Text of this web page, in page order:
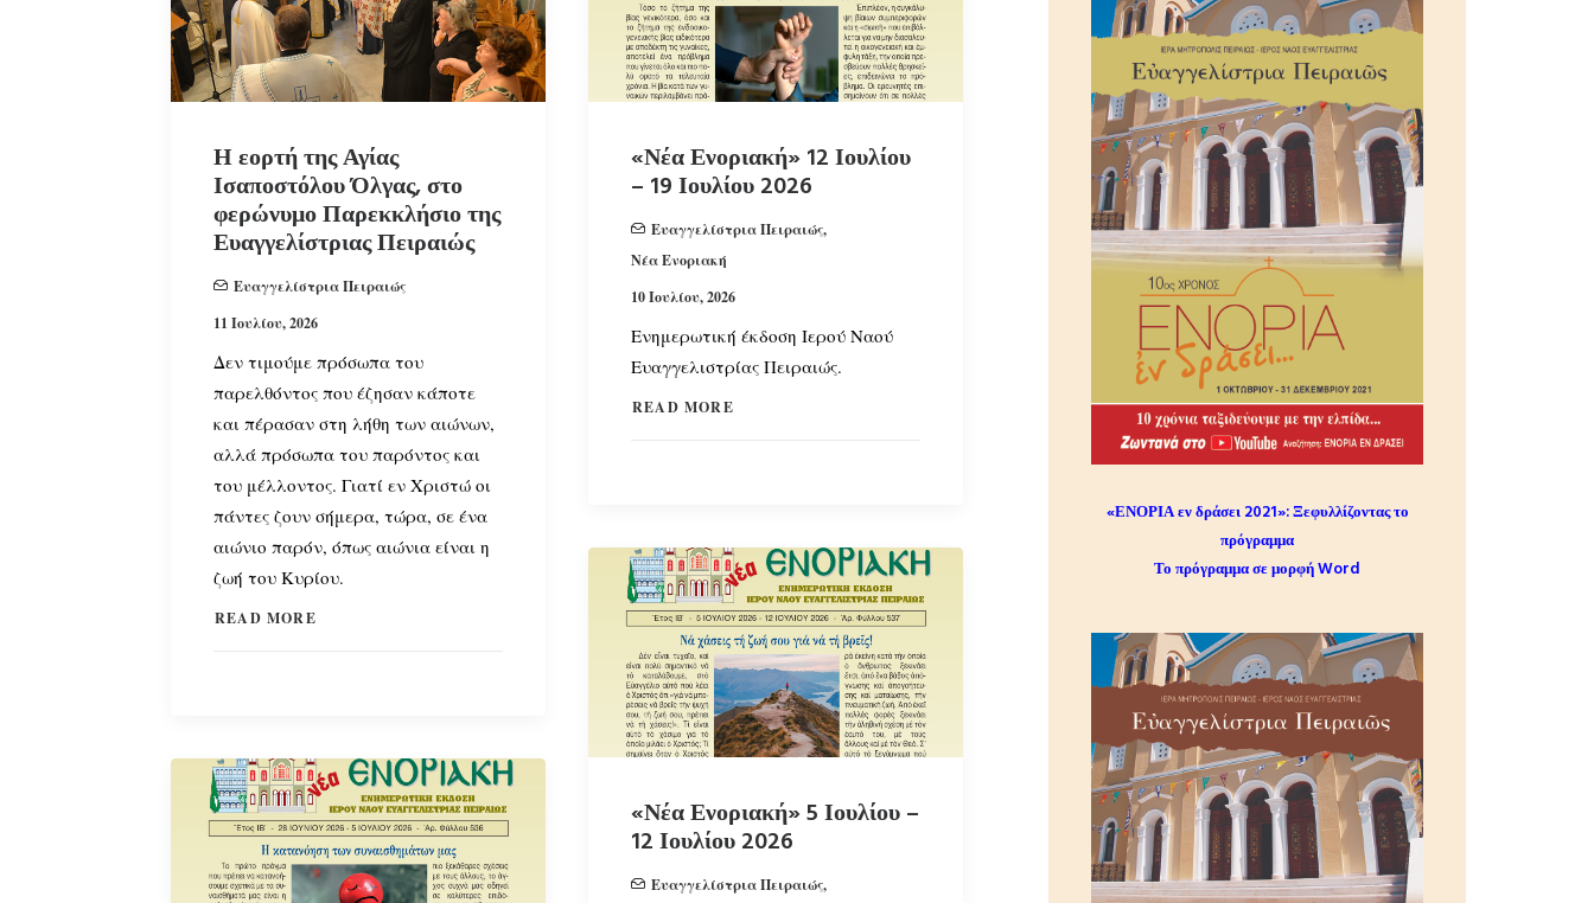
Η εορτή της Αγίας
Ισαποστόλου Όλγας, στο
φερώνυμο Παρεκκλήσιο της
Ευαγγελίστριας Πειραιώς
Ευαγγελίστρια Πειραιώς
11 Ιουλίου, 2026
Δεν τιμούμε πρόσωπα του
παρελθόντος που έζησαν κάποτε
και πέρασαν στη λήθη των αιώνων,
αλλά πρόσωπα του παρόντος και
του μέλλοντος. Γιατί εν Χριστώ οι
πάντες ζουν σήμερα, τώρα, σε ένα
αιώνιο παρόν, όπως αιώνια είναι η
ζωή του Κυρίου.
READ MORE
«Νέα Ενοριακή» 12 Ιουλίου
– 19 Ιουλίου 2026
Ευαγγελίστρια Πειραιώς,
Νέα Ενοριακή
10 Ιουλίου, 2026
Ενημερωτική έκδοση Ιερού Ναού
Ευαγγελιστρίας Πειραιώς.
READ MORE
«Νέα Ενοριακή» 5 Ιουλίου –
12 Ιουλίου 2026
Ευαγγελίστρια Πειραιώς,
«ΕΝΟΡΙΑ εν δράσει 2021»:Ξεφυλλίζοντας το
πρόγραμμα
Το πρόγραμμα σε μορφή Word